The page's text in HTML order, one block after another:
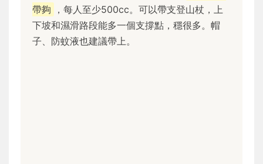
帶夠
，每人至少500cc。可以帶支登山杖，上
下坡和濕滑路段能多一個支撐點，穩很多。帽
子、防蚊液也建議帶上。